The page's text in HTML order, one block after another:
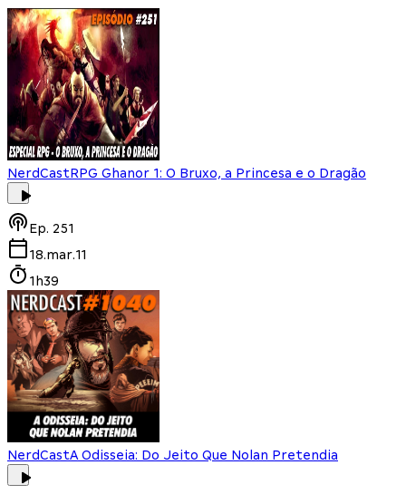
NerdCastRPG Ghanor 1: O Bruxo, a Princesa e o Dragão
Ep. 251
18.mar.11
1h39
NerdCastA Odisseia: Do Jeito Que Nolan Pretendia